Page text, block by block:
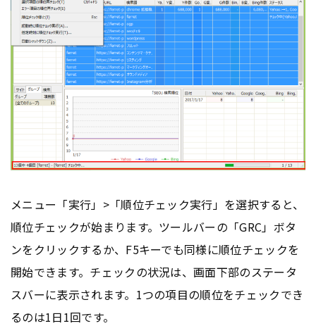
メニュー「実行」>「順位チェック実行」を選択すると、
順位チェックが始まります。ツールバーの「GRC」ボタ
ンをクリックするか、F5キーでも同様に順位チェックを
開始できます。チェックの状況は、画面下部のステータ
スバーに表示されます。1つの項目の順位をチェックでき
るのは1日1回です。